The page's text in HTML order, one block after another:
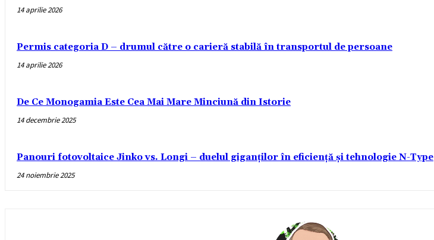
14 aprilie 2026
Permis categoria D – drumul către o carieră stabilă în transportul de persoane
14 aprilie 2026
De Ce Monogamia Este Cea Mai Mare Minciună din Istorie
14 decembrie 2025
Panouri fotovoltaice Jinko vs. Longi – duelul giganților în eficiență și tehnologie N-Type
24 noiembrie 2025